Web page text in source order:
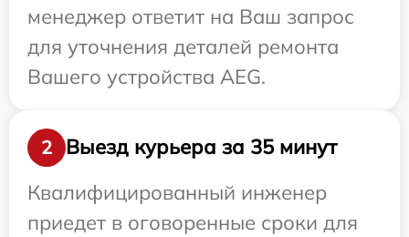
менеджер ответит на Ваш запрос
для уточнения деталей ремонта
Вашего устройства AEG.
2
Выезд курьера за 35 минут
Квалифицированный инженер
приедет в оговоренные сроки для